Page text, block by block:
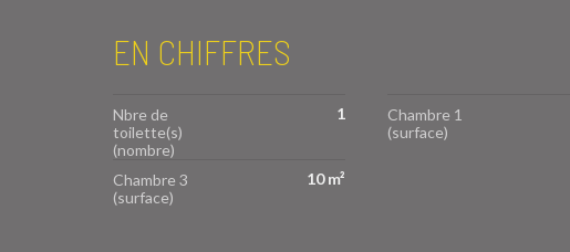
EN CHIFFRES
Nbre de
toilette(s)
(nombre)
1
Chambre 1
(surface)
Chambre 3
(surface)
10 m²